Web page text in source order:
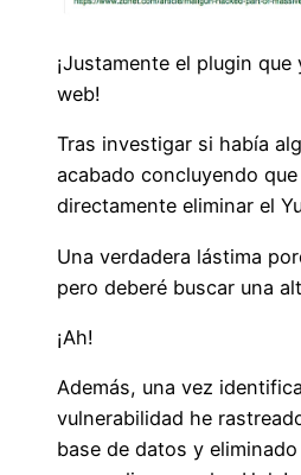
¡Justamente el plugin que
web!
Tras investigar si había
acabado concluyendo
directamente eliminar el
Una verdadera lástima
pero deberé buscar una
¡Ah!
Además, una vez
vulnerabilidad he
base de datos y